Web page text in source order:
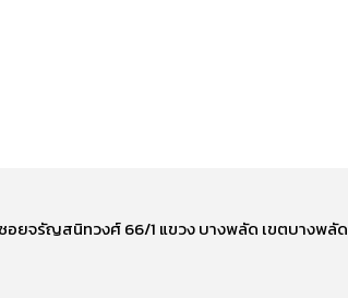
ซอยจรัญสนิทวงศ์ 66/1 แขวง บางพลัด เขตบางพลัด